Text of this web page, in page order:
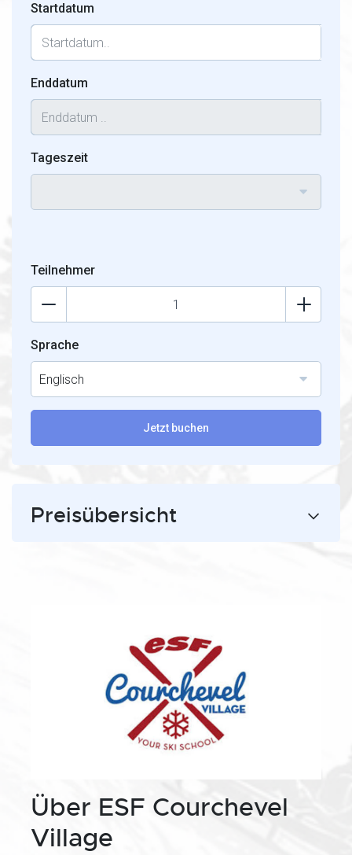
Startdatum
Enddatum
Tageszeit
Teilnehmer
Sprache
Englisch
Jetzt buchen
Preisübersicht
Über ESF Courchevel
Village